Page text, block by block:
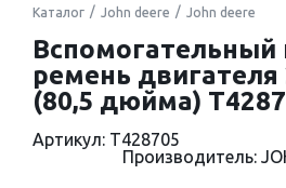
Каталог John deere John deere
Вспомогательный
ремень
(80,5 дюйма)
Артикул: T428705
Производитель: